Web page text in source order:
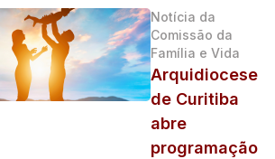
Notícia da
Comissão da
Família e Vida
Arquidiocese
de Curitiba
abre
programação